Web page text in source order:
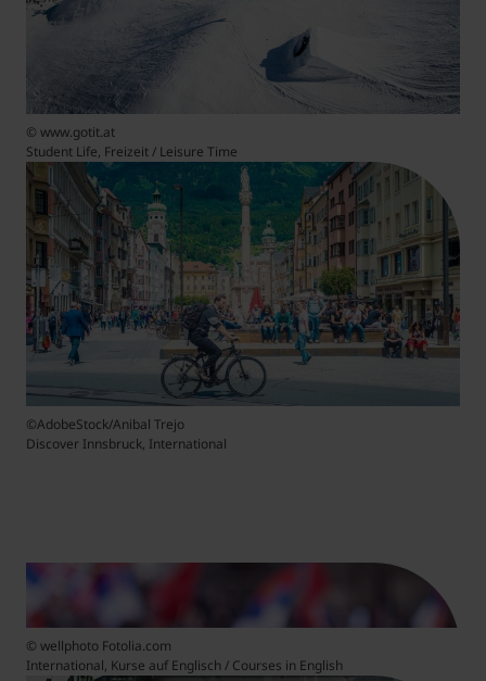
© www.gotit.at
Student Life, Freizeit / Leisure Time
©AdobeStock/Anibal Trejo
Discover Innsbruck, International
© wellphoto Fotolia.com
International, Kurse auf Englisch / Courses in English